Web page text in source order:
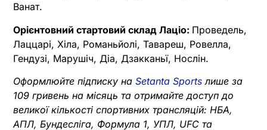
Ванат.
Орієнтовний стартовий склад Лаціо: Проведель,
Лаццарі, Хіла, Романьйолі, Тавареш, Ровелла,
Гендузі, Марушіч, Діа, Дзакканьї, Нослін.
Оформлюйте підписку на Setanta Sports лише за
109 гривень на місяць та отримайте доступ до
великої кількості спортивних трансляцій: НБА,
АПЛ, Бундесліга, Формула 1, УПЛ, UFC та